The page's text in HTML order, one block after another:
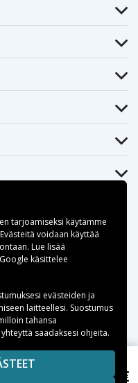
18,69 €
Nordic AB
OVAT OMISTAJIENSA
tarjoamiseksi käytämme
voidaan käyttää
Lue lisää
Google käsittelee
evästeiden ja
laitteellesi. Suostumus
tahansa
saadaksesi ohjeita.